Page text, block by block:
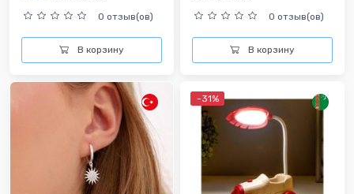
0 отзыв(ов)
В корзину
0 отзыв(ов)
В корзину
-31%